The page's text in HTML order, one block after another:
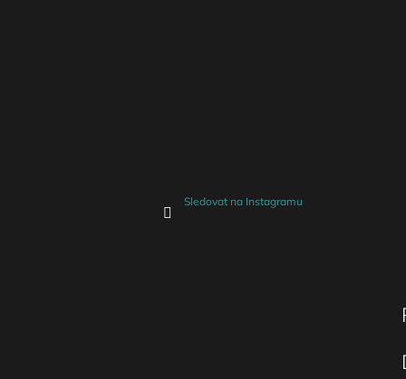
Sledovat na Instagramu